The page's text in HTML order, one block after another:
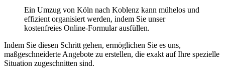
Ein Umzug von Köln nach Koblenz kann mühelos und
effizient organisiert werden, indem Sie unser
kostenfreies Online-Formular ausfüllen.
Indem Sie diesen Schritt gehen, ermöglichen Sie es uns,
maßgeschneiderte Angebote zu erstellen, die exakt auf Ihre spezielle
Situation zugeschnitten sind.